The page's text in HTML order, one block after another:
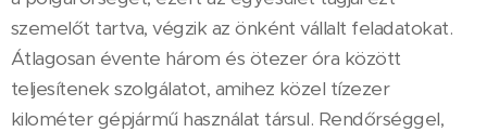
szemelőt tartva, végzik az önként vállalt feladatokat.
Átlagosan évente három és ötezer óra között
teljesítenek szolgálatot, amihez közel tízezer
kilométer gépjármű használat társul. Rendőrséggel,